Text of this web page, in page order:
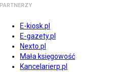
PARTNERZY
E-kiosk.pl
E-gazety.pl
Nexto.pl
Mała księgowość
Kancelarierp.pl